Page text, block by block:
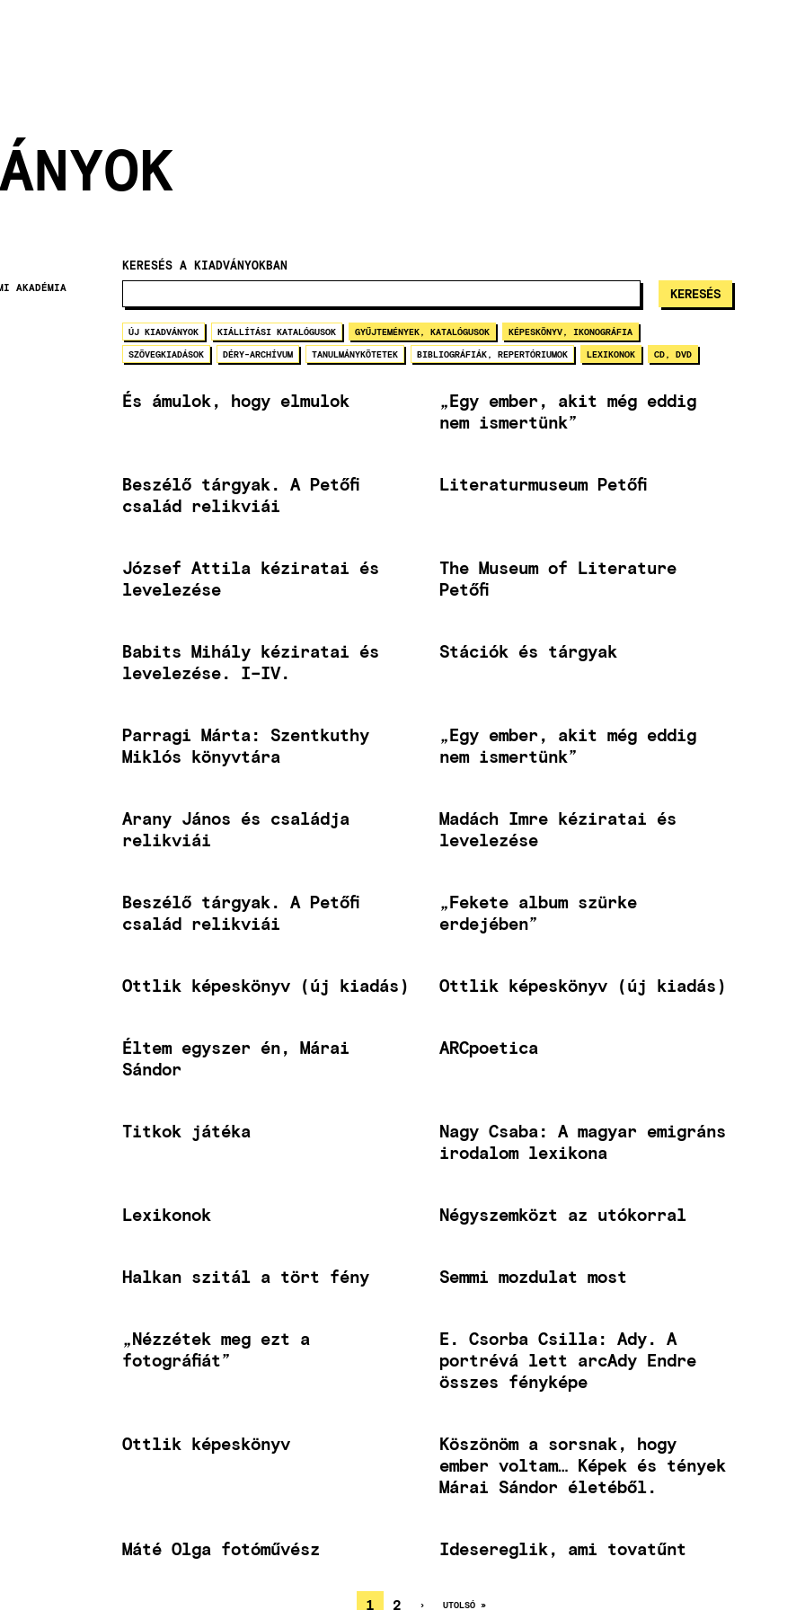
AKADÉMIA
KERESÉS A KIADVÁNYOKBAN
ÚJ KIADVÁNYOK KIÁLLÍTÁSI KATALÓGUSOK GYŰJTEMÉNYEK, KATALÓGUSOK KÉPESKÖNYV, IKONOGRÁFIA
SZÖVEGKIADÁSOK DÉRY-ARCHÍVUM TANULMÁNYKÖTETEK BIBLIOGRÁFIÁK, REPERTÓRIUMOK LEXIKONOK CD, DVD
És ámulok, hogy elmulok
„Egy ember, akit még eddig
nem ismertünk”
Beszélő tárgyak. A Petőfi
család relikviái
Literaturmuseum Petőfi
József Attila kéziratai és
levelezése
The Museum of Literature
Petőfi
Babits Mihály kéziratai és
levelezése. I–IV.
Stációk és tárgyak
Parragi Márta: Szentkuthy
Miklós könyvtára
„Egy ember, akit még eddig
nem ismertünk”
Arany János és családja
relikviái
Madách Imre kéziratai és
levelezése
Beszélő tárgyak. A Petőfi
család relikviái
„Fekete album szürke
erdejében”
Ottlik képeskönyv (új kiadás) Ottlik képeskönyv (új kiadás)
Éltem egyszer én, Márai
Sándor
ARCpoetica
Titkok játéka
Nagy Csaba: A magyar emigráns
irodalom lexikona
Lexikonok Négyszemközt az utókorral
Halkan szitál a tört fény Semmi mozdulat most
„Nézzétek meg ezt a
fotográfiát”
E. Csorba Csilla: Ady. A
portrévá lett arcAdy Endre
összes fényképe
Ottlik képeskönyv
Köszönöm a sorsnak, hogy
ember voltam… Képek és tények
Márai Sándor életéből.
Máté Olga fotóművész Idesereglik, ami tovatűnt
JELENLEGI
1 OLDAL
2
KÖVETKEZŐ
›
UTOLSÓ
UTOLSÓ »